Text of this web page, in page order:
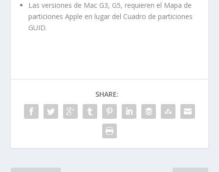
Las versiones de Mac G3, G5, requieren el Mapa de
particiones Apple en lugar del Cuadro de particiones
GUID.
SHARE: